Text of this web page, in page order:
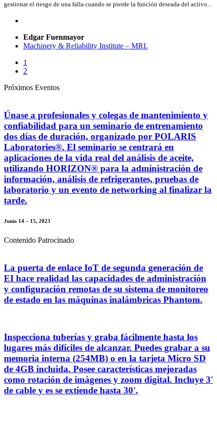
gestionar el riesgo de una falla cuando se pierde la función deseada del activo...
Edgar Fuenmayor
Machinery & Reliability Institute – MRI.
1
2
Próximos Eventos
Únase a profesionales y colegas de mantenimiento y
confiabilidad para un seminario de entrenamiento
dos días de duración, organizado por POLARIS
Laboratories®. El seminario se centrará en
aplicaciones de la vida real del análisis de aceite,
utilizando HORIZON® para la administración de
información, análisis de refrigerantes, pruebas de
laboratorio y un evento de networking al finalizar la
tarde.
Junio 14 – 15, 2023
Contenido Patrocinado
La puerta de enlace IoT de segunda generación de
EI hace realidad las capacidades de administración
y configuración remotas de su sistema de monitoreo
de estado en las máquinas inalámbricas Phantom.
Inspecciona tuberías y graba fácilmente hasta los
lugares más difíciles de alcanzar. Puedes grabar a su
memoria interna (254MB) o en la tarjeta Micro SD
de 4GB incluida. Posee características mejoradas
como rotación de imágenes y zoom digital. Incluye 3'
de cable y es se extiende hasta 30'.